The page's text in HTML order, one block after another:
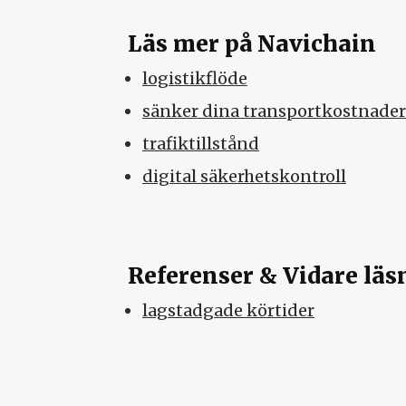
Läs mer på Navichain
logistikflöde
sänker dina transportkostnader
trafiktillstånd
digital säkerhetskontroll
Referenser & Vidare
lagstadgade körtider